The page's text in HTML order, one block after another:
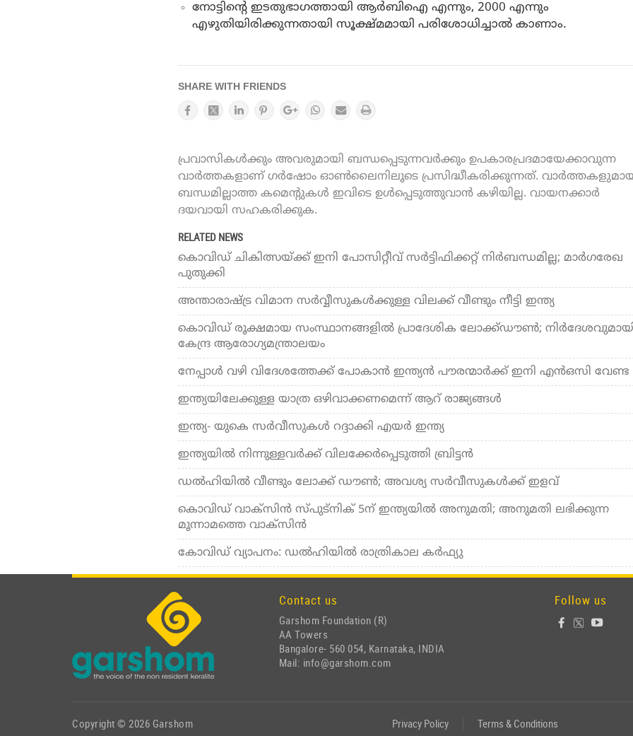
നോട്ടിന്റെ ഇടതുഭാഗത്തായി ആര്‍ബിഐ എന്നും, 2000 എന്നും
എഴുതിയിരിക്കുന്നതായി സൂക്ഷ്മമായി പരിശോധിച്ചാല്‍ കാണാം.
SHARE WITH FRIENDS
പ്രവാസികൾക്കും അവരുമായി ബന്ധപ്പെടുന്നവർക്കും ഉപകാരപ്രദമായേക്കാവുന്ന
വാർത്തകളാണ് ഗർഷോം ഓൺലൈനിലൂടെ പ്രസിദ്ധീകരിക്കുന്നത്.
ബന്ധമില്ലാത്ത കമെന്റുകൾ ഇവിടെ ഉൾപ്പെടുത്തുവാൻ കഴിയില്ല. വായനക്കാർ
ദയവായി സഹകരിക്കുക.
RELATED NEWS
കൊവിഡ് ചികിത്സയ്ക്ക് ഇനി പോസിറ്റീവ് സര്‍ട്ടിഫിക്കറ്റ് നിര്‍ബന്ധമില്ല; മാര്‍ഗരേഖ
പുതുക്കി
അന്താരാഷ്ട്ര വിമാന സര്‍വ്വീസുകള്‍ക്കുള്ള വിലക്ക് വീണ്ടും നീട്ടി ഇന്ത്യ
കൊവിഡ് രൂക്ഷമായ സംസ്ഥാനങ്ങളില്‍ പ്രാദേശിക ലോക്ക്ഡൗണ്‍;
കേന്ദ്ര ആരോഗ്യമന്ത്രാലയം
നേപ്പാള്‍ വഴി വിദേശത്തേക്ക് പോകാന്‍ ഇന്ത്യന്‍ പൗരന്മാര്‍ക്ക് ഇനി എന്‍ഒസി വേണ്ട
ഇന്ത്യയിലേക്കുള്ള യാത്ര ഒഴിവാക്കണമെന്ന് ആറ് രാജ്യങ്ങള്‍
ഇന്ത്യ- യുകെ സര്‍വീസുകള്‍ റദ്ദാക്കി എയര്‍ ഇന്ത്യ
ഇന്ത്യയില്‍ നിന്നുള്ളവര്‍ക്ക് വിലക്കേര്‍പ്പെടുത്തി ബ്രിട്ടന്‍
ഡല്‍ഹിയില്‍ വീണ്ടും ലോക്ക് ഡൗണ്‍; അവശ്യ സര്‍വീസുകള്‍ക്ക് ഇളവ്
കൊവിഡ് വാക്സിന്‍ സ്പുട്നിക് 5ന് ഇന്ത്യയില്‍ അനുമതി; അനുമതി ലഭിക്കുന്ന
മൂന്നാമത്തെ വാക്സിന്‍
കോവിഡ് വ്യാപനം: ഡല്‍ഹിയില്‍ രാത്രികാല കര്‍ഫ്യു
Contact us
Garshom Foundation (R)
AA Towers
Bangalore- 560 054, Karnataka, INDIA
Mail: info@garshom.com
Follow us
Copyright © 2026 Garshom Privacy Policy Terms & Conditions